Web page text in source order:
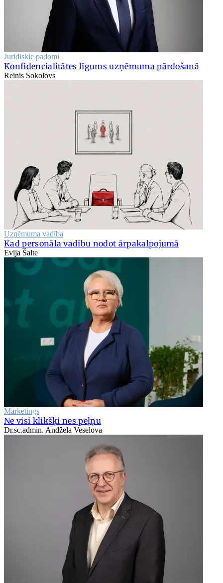
Juridiskie padomi
Konfidencialitātes līgums uzņēmuma pārdošanā
Reinis Sokolovs
Uzņēmuma vadība
Kad personāla vadību nodot ārpakalpojumā
Evija Šalte
Mārketings
Ne visi klikšķi nes peļņu
Dr.sc.admin. Andžela Veselova